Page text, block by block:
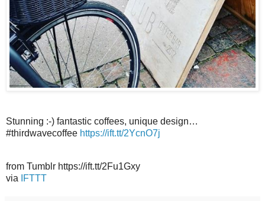
Stunning :-) fantastic coffees, unique design…
#thirdwavecoffee https://ift.tt/2YcnO7j
from Tumblr https://ift.tt/2Fu1Gxy
via
IFTTT